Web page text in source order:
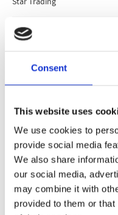
Consent
This website uses
We use cookies to
provide social media
We also share
our social media,
may combine it with
provided to them or
BESKRIVNING
Decorini minikrans
flera små
kulörer monterade
varmvita ljuspunkter
en liten krans på en